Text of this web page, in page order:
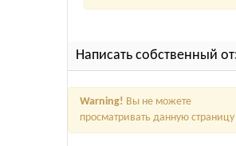
Написать собственный
Warning! Вы не можете
просматривать данную страницу